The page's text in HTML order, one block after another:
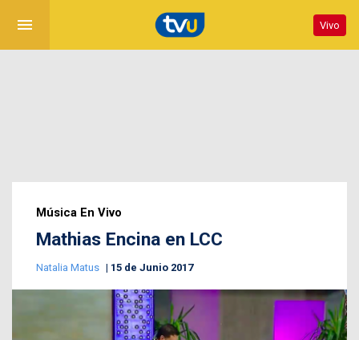
menu Vivo
Música En Vivo
Mathias Encina en LCC
Natalia Matus 15 de Junio 2017